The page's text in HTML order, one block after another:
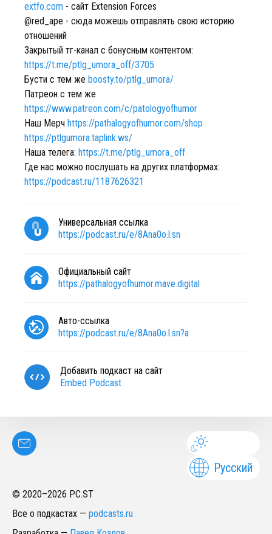
extfo.com - сайт Extension Forces
@red_ape - сюда можешь отправлять свою историю
отношений
Закрытый тг-канал с бонусным контентом:
https://t.me/ptlg_umora_off/3705
Бусти с тем же boosty.to/ptlg_umora/
Патреон c тем же
https://www.patreon.com/c/patologyofhumor
Наш Мерч https://pathalogyofhumor.com/shop
https://ptlgumora.taplink.ws/
Наша телега: https://t.me/ptlg_umora_off
Где нас можно послушать на других платформах:
https://podcast.ru/1187626321
Универсальная ссылка
https://podcast.ru/e/8Ana0o.l.sn
Официальный сайт
https://pathalogyofhumor.mave.digital
Авто-ссылка
https://podcast.ru/e/8Ana0o.l.sn?a
Добавить подкаст на сайт
Embed Podcast
Русский
© 2020–2026 PC.ST
Все о подкастах — podcasts.ru